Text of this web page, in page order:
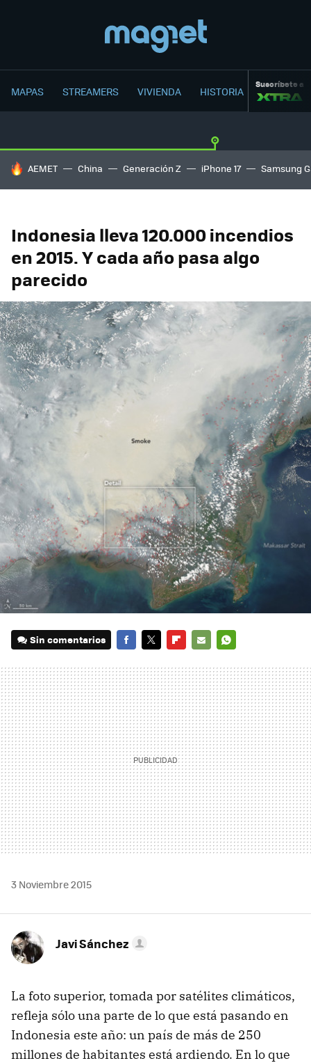
MAPAS STREAMERS VIVIENDA HISTORIA Suscríbete a
HOY SE HABLA DE
AEMET China Generación Z iPhone 17 Samsung
Indonesia lleva 120.000 incendios
en 2015. Y cada año pasa algo
parecido
Sin comentarios
MAIL
3 Noviembre 2015
Javi Sánchez
La foto superior, tomada por satélites climáticos,
refleja sólo una parte de lo que está pasando en
Indonesia este año: un país de más de 250
millones de habitantes está ardiendo. En lo que